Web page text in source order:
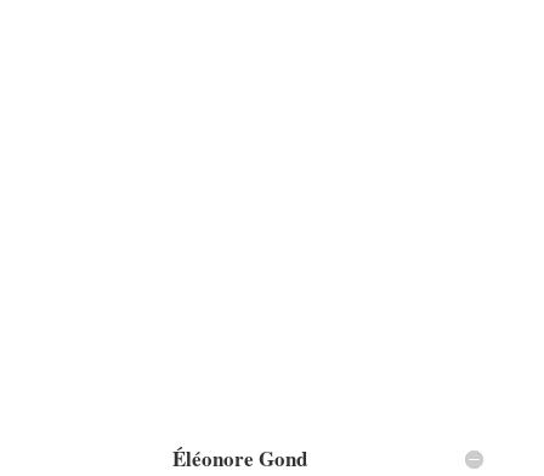
Éléonore Gond